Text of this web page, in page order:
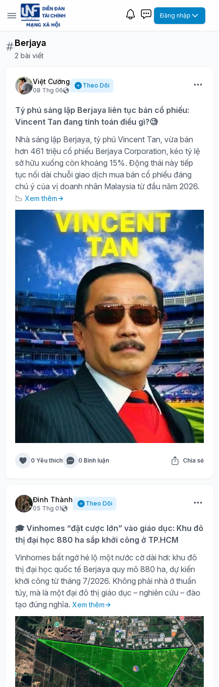
Đăng nhập
Berjaya
2 bài viết
Việt Cường
08 Thg 06
Theo Dõi
Tỷ phú sáng lập Berjaya liên tục bán cổ phiếu:
Vincent Tan đang tính toán điều gì?🧐
Nhà sáng lập Berjaya, tỷ phú Vincent Tan, vừa bán
hơn 461 triệu cổ phiếu Berjaya Corporation, kéo tỷ lệ
sở hữu xuống còn khoảng 15%. Động thái này tiếp
tục nối dài chuỗi giao dịch mua bán cổ phiếu đáng
chú ý của vị doanh nhân Malaysia từ đầu năm 2026.
📉 Xem thêm
0 Yêu thích 0 Bình luận Chia sẻ
Đình Thành
05 Thg 01
Theo Dõi
🎓 Vinhomes “đặt cược lớn” vào giáo dục: Khu đô
thị đại học 880 ha sắp khởi công ở TP.HCM
Vinhomes bất ngờ hé lộ một nước cờ dài hơi: khu đô
thị đại học quốc tế Berjaya quy mô 880 ha, dự kiến
khởi công từ tháng 7/2026. Không phải nhà ở thuần
túy, mà là một đại đô thị giáo dục – nghiên cứu – đào
tạo đúng nghĩa. Xem thêm